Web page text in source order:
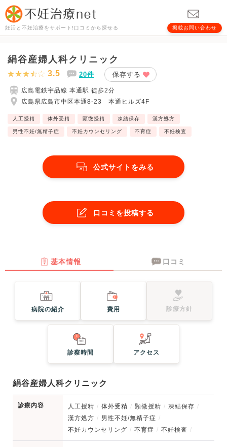
妊活と不妊治療をサポート!口コミから探せる 掲載お問い合わせ
絹谷産婦人科クリニック
3.5 20件 保存する
広島電鉄宇品線 本通駅 徒歩2分
広島県広島市中区本通8-23 本通ヒルズ4F
人工授精 体外受精 顕微授精 凍結保存 漢方処方
男性不妊/無精子症 不妊カウンセリング 不育症 不妊検査
公式サイトをみる
口コミを投稿する
基本情報 口コミ
病院の紹介 費用 診療方針
診察時間 アクセス
絹谷産婦人科クリニック
診療内容 人工授精 体外受精 顕微授精
凍結保存
漢方処方
男性不妊/無精子症
不妊カウンセリング
不育症 不妊検査